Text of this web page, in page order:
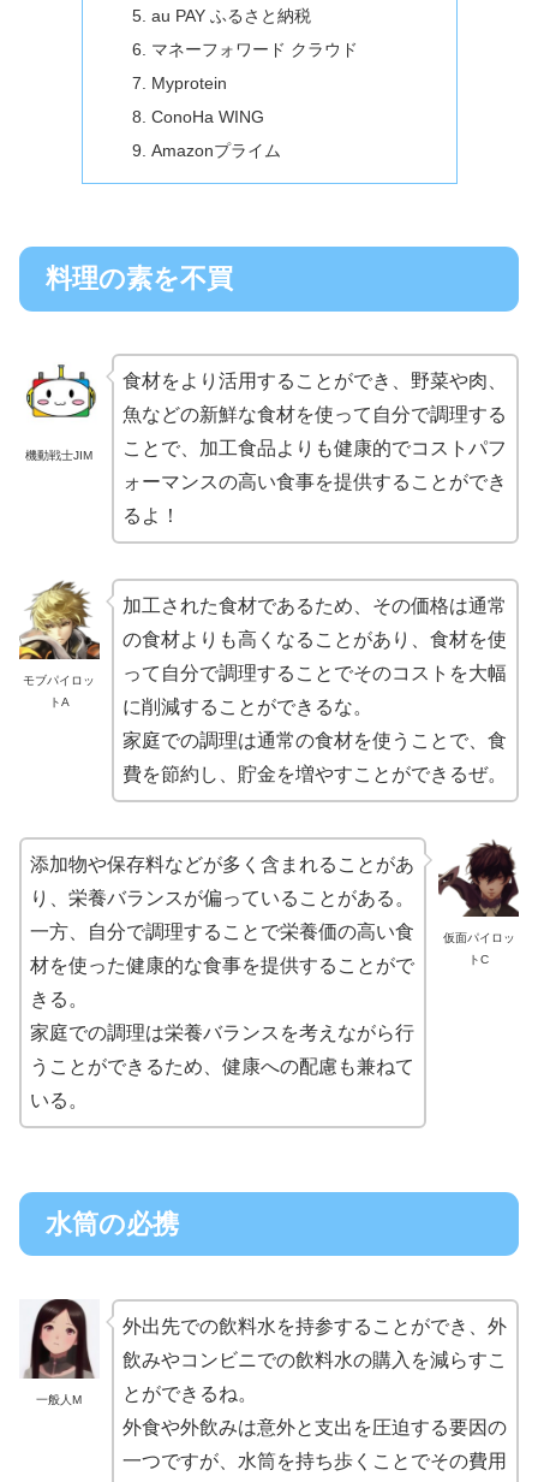
au PAY ふるさと納税
マネーフォワード クラウド
Myprotein
ConoHa WING
Amazonプライム
料理の素を不買
機動戦士JIM
食材をより活用することができ、野菜や肉、
魚などの新鮮な食材を使って自分で調理する
ことで、加工食品よりも健康的でコストパフ
ォーマンスの高い食事を提供することができ
るよ！
モブパイロッ
トA
加工された食材であるため、その価格は通常
の食材よりも高くなることがあり、食材を使
って自分で調理することでそのコストを大幅
に削減することができるな。
家庭での調理は通常の食材を使うことで、食
費を節約し、貯金を増やすことができるぜ。
仮面パイロッ
トC
添加物や保存料などが多く含まれることがあ
り、栄養バランスが偏っていることがある。
一方、自分で調理することで栄養価の高い食
材を使った健康的な食事を提供することがで
きる。
家庭での調理は栄養バランスを考えながら行
うことができるため、健康への配慮も兼ねて
いる。
水筒の必携
一般人M
外出先での飲料水を持参することができ、外
飲みやコンビニでの飲料水の購入を減らすこ
とができるね。
外食や外飲みは意外と支出を圧迫する要因の
一つですが、水筒を持ち歩くことでその費用